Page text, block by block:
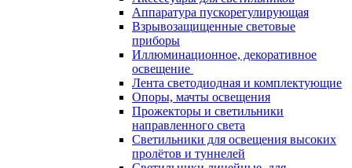
Аппаратура пускорегулирующая
Взрывозащищенные световые
приборы
Иллюминационное, декоративное
освещение
Лента светодиодная и комплектующие
Опоры, мачты освещения
Прожекторы и светильники
направленного света
Светильники для освещения высоких
пролётов и туннелей